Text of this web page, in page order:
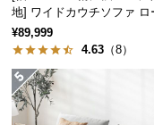
商
品
の
配
送
に
地] ワイドカウチソファ ロ
イル
¥89,999
4.63 （8）